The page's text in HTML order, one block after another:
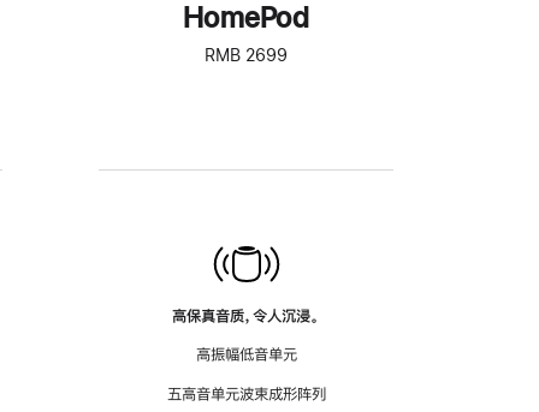
HomePod
RMB 2699
高保真音质，令人沉浸。
高振幅低音单元
五高音单元波束成形阵列